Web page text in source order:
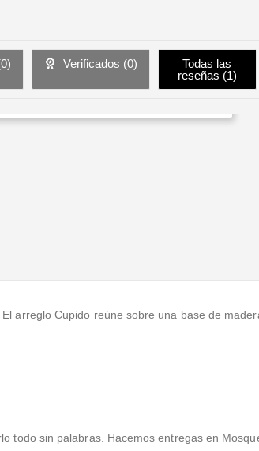
0) Verificados (0)
Todas las
reseñas (1)
arreglo Cupido reúne sobre una base de
todo sin palabras. Hacemos entregas en